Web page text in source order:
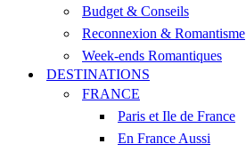
Budget & Conseils
Reconnexion & Romantisme
Week-ends Romantiques
DESTINATIONS
FRANCE
Paris et Ile de France
En France Aussi